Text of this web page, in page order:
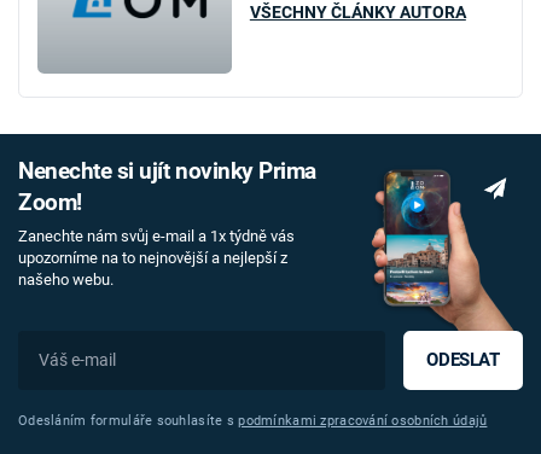
VŠECHNY ČLÁNKY AUTORA
Nenechte si ujít novinky Prima
Zoom!
Zanechte nám svůj e-mail a 1x týdně vás
upozorníme na to nejnovější a nejlepší z
našeho webu.
ODESLAT
Odesláním formuláře souhlasíte spodmínkami zpracování osobních údajů